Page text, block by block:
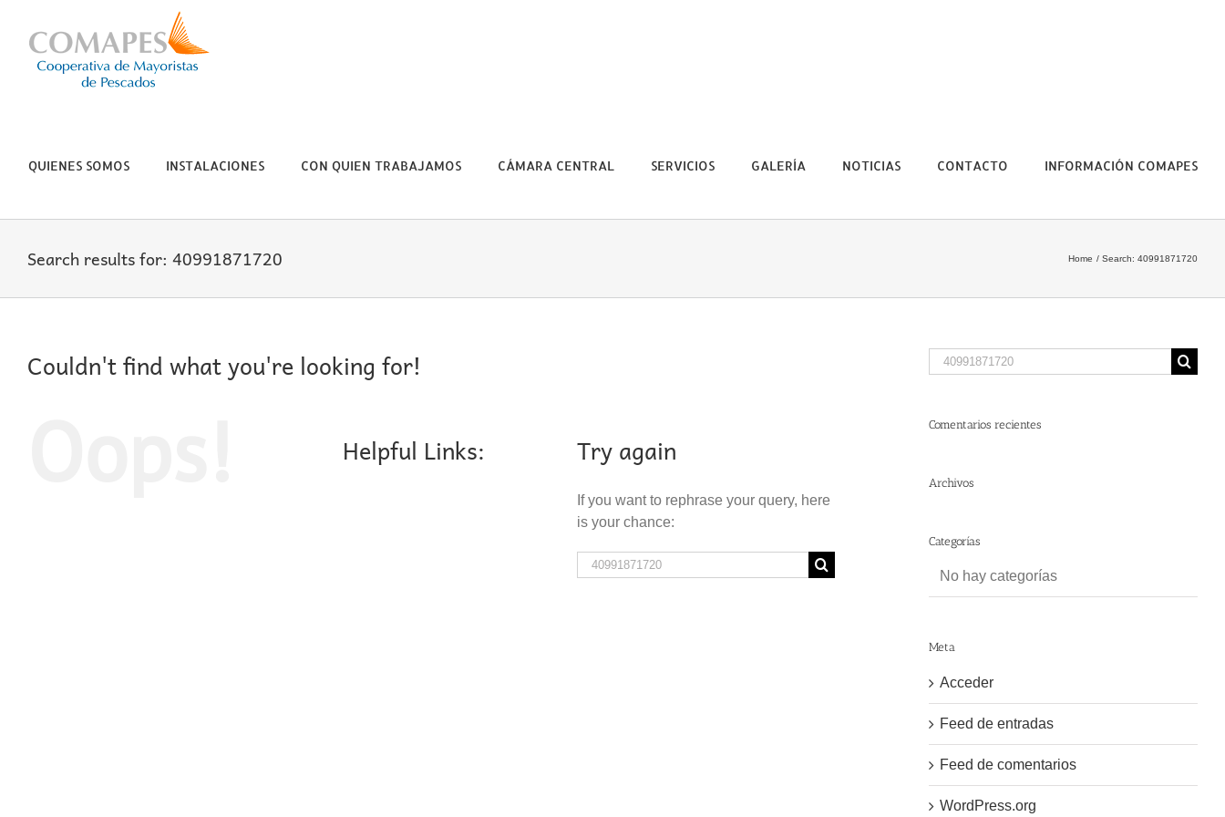
content
QUIENES SOMOS INSTALACIONES CON QUIEN TRABAJAMOS CÁMARA CENTRAL SERVICIOS GALERÍA NOTICIAS CONTACTO INFORMACIÓN COMAPES
Search results for: 40991871720 Home Search: 40991871720
Couldn't find what you're looking for!
Helpful Links: Try again
If you want to rephrase your query, here
is your chance:
Search
for:
Search
for:
Comentarios recientes
Archivos
Categorías
No hay categorías
Meta
Acceder
Feed de entradas
Feed de comentarios
WordPress.org